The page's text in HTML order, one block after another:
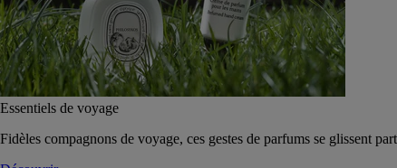
Essentiels de voyage
Fidèles compagnons de voyage, ces gestes de parfums se glissent